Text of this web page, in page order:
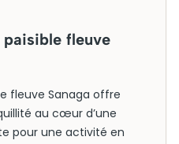
fleuve
fleuve Sanaga offre
au cœur d’une
pour une activité en